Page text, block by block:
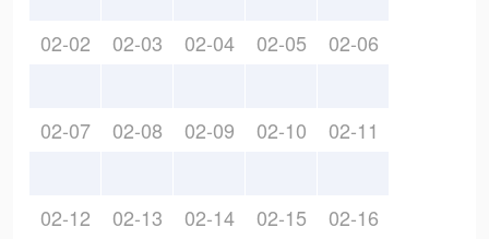
02-02 02-03 02-04 02-05 02-06
02-07 02-08 02-09 02-10 02-11
02-12 02-13 02-14 02-15 02-16